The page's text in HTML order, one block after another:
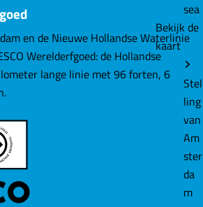
sea
Bekijk de
kaart
Stel
ling
van
Am
ster
da
m
en de Nieuwe Hollandse Waterlinie
Werelderfgoed: de Hollandse
lange linie met 96 forten, 6